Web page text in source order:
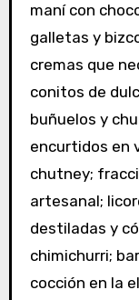
maní con
galletas y
cremas que
conitos de
buñuelos y
encurtidos en
chutney;
artesanal;
destiladas y
chimichurri;
cocción en la